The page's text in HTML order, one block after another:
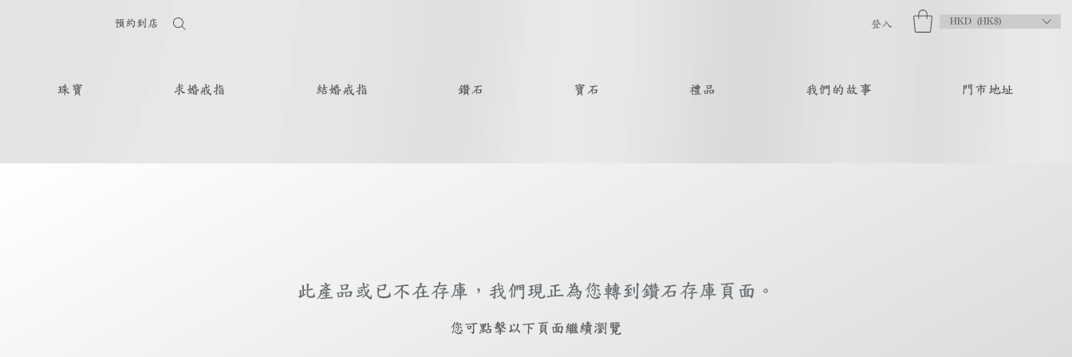
預約到店 登入 HKD (HK$)
珠寶 求婚戒指 結婚戒指 鑽石 寶石 禮品 我們的故事 門市地址
此產品或已不在存庫，我們現正為您轉到鑽石存庫頁面。
​您可點擊以下頁面繼續瀏覽